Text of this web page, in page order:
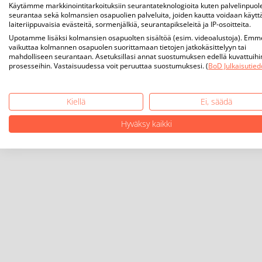
Käytämme markkinointitarkoituksiin seurantateknologioita kuten
seurantaa sekä kolmansien osapuolien palveluita, joiden kautta voidaan
laiteriippuvaisia evästeitä, sormenjälkiä, seurantapikseleitä ja IP-osoitteita.
Upotamme lisäksi kolmansien osapuolten sisältöä (esim. videoalustoja).
vaikuttaa kolmannen osapuolen suorittamaan tietojen jatkokäsittelyyn tai
mahdolliseen seurantaan. Asetuksillasi annat suostumuksen edellä
prosesseihin. Vastaisuudessa voit peruuttaa suostumuksesi. (BoD
Kiellä
Ei, säädä
Hyväksy kaikki